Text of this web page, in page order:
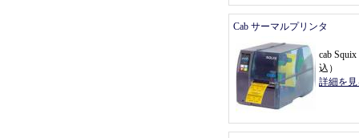
Cab サーマルプリンタ
cab
込 ）
詳細を